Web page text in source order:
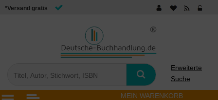
*Versand gratis
Erweiterte
Suche
MEIN WARENKORB